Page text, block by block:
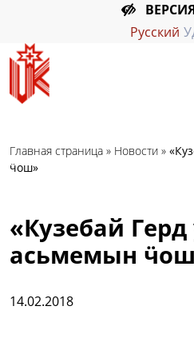
Русский
Главная страница » Новости »
ӵош»
«Кузебай Герд
асьмемын
14.02.2018